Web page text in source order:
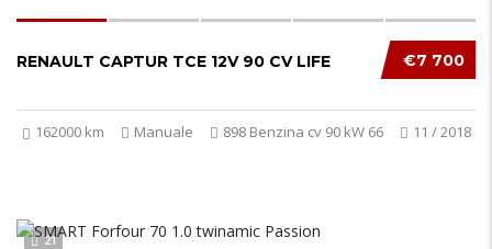
€7 700
RENAULT CAPTUR TCE 12V 90 CV LIFE
162000 km Manuale 898 Benzina cv 90 kW 66 11 / 2018
21